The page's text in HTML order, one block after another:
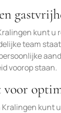
kunt u
team
voorop staan.
kunt